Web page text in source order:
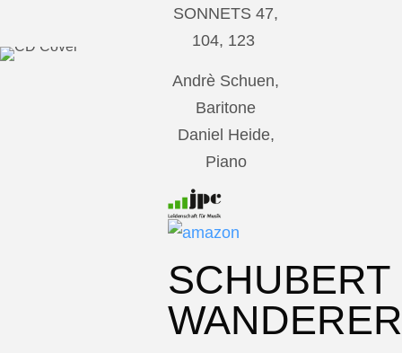
SONNETS 47,
104, 123
Andrè Schuen,
Baritone
Daniel Heide,
Piano
SCHUBERT
WANDERER